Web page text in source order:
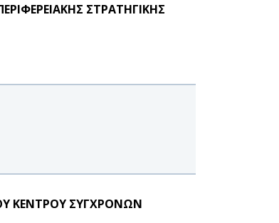
ΣΤΡΑΤΗΓΙΚΗΣ
ΚΕΝΤΡΟΥ ΣΥΓΧΡΟΝΩΝ